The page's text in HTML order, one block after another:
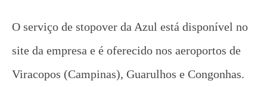
O serviço de stopover da Azul está disponível no
site da empresa e é oferecido nos aeroportos de
Viracopos (Campinas), Guarulhos e Congonhas.